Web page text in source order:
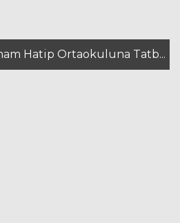
Hatip Ortaokuluna Tatb...